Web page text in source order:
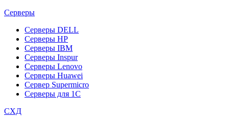
Серверы
Серверы DELL
Серверы HP
Серверы IBM
Серверы Inspur
Серверы Lenovo
Серверы Huawei
Сервер Supermicro
Серверы для 1C
СХД